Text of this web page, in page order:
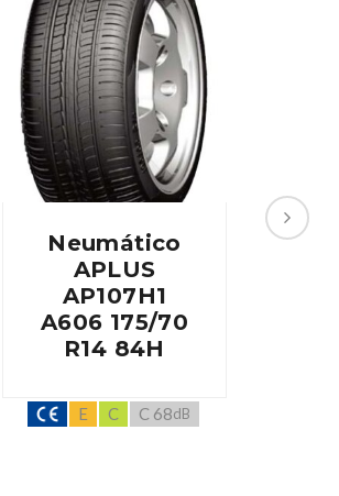
Neumático
APLUS
AP107H1
A606 175/70
R14 84H
E C C 68dB